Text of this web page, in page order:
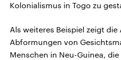
Kolonialismus in Togo zu
Als weiteres Beispiel zeigt die
Abformungen von
Menschen in Neu-Guinea,